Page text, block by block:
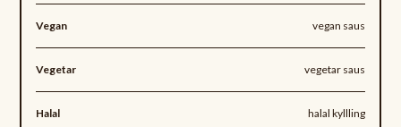
Vegan vegan saus
Vegetar vegetar saus
Halal halal kyllling